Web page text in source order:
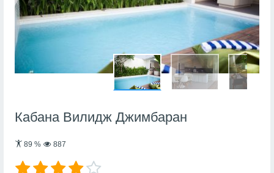
Кабана Вилидж Джимбаран
89 % 887